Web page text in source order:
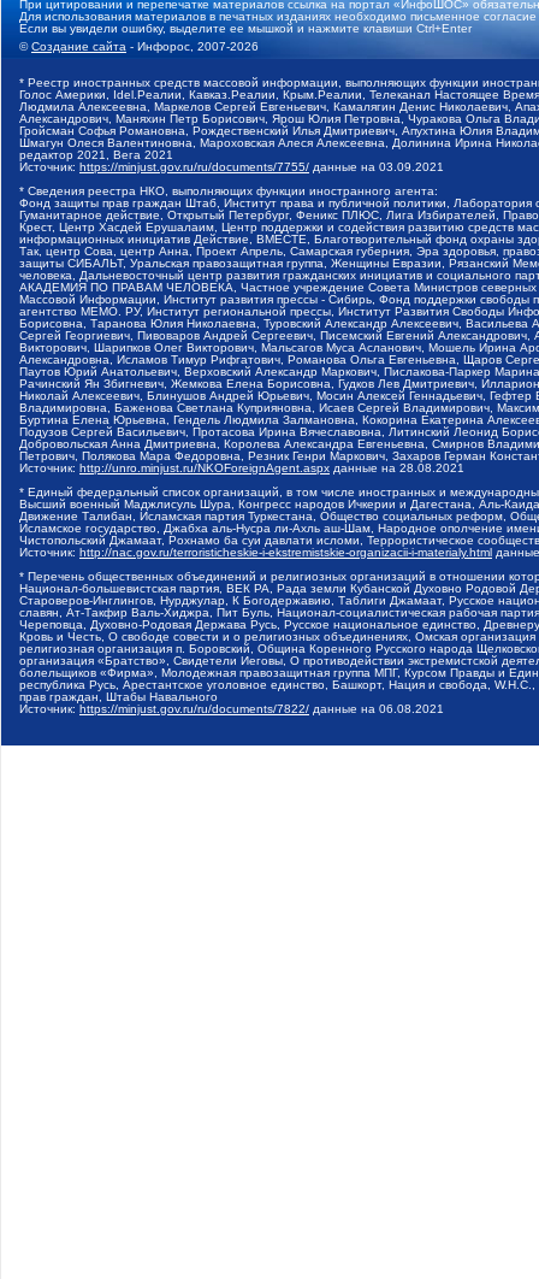
При цитировании и перепечатке материалов ссылка на портал «ИнфоШОС»
Для использования материалов в печатных изданиях необходимо письменное
Если вы увидели ошибку, выделите ее мышкой и нажмите клавиши Ctrl+Enter
©Создание сайта - Инфорос, 2007-2026
* Реестр иностранных средств массовой информации, выполняющих функции
Голос Америки, Idel.Реалии, Кавказ.Реалии, Крым.Реалии, Телеканал Настоящее
Людмила Алексеевна, Маркелов Сергей Евгеньевич, Камалягин Денис Николаевич,
Александрович, Маняхин Петр Борисович, Ярош Юлия Петровна, Чуракова Ольга
Гройсман Софья Романовна, Рождественский Илья Дмитриевич, Апухтина Юлия
Шмагун Олеся Валентиновна, Мароховская Алеся Алексеевна, Долинина Ирина
редактор 2021, Вега 2021
Источник: https://minjust.gov.ru/ru/documents/7755/ данные на 03.09.2021
* Сведения реестра НКО, выполняющих функции иностранного агента:
Фонд защиты прав граждан Штаб, Институт права и публичной политики,
Гуманитарное действие, Открытый Петербург, Феникс ПЛЮС, Лига Избирателей,
Крест, Центр Хасдей Ерушалаим, Центр поддержки и содействия развитию средств
информационных инициатив Действие, ВМЕСТЕ, Благотворительный фонд охраны
Так, центр Сова, центр Анна, Проект Апрель, Самарская губерния, Эра здоровья,
защиты СИБАЛЬТ, Уральская правозащитная группа, Женщины Евразии, Рязанский
человека, Дальневосточный центр развития гражданских инициатив и социального
АКАДЕМИЯ ПО ПРАВАМ ЧЕЛОВЕКА, Частное учреждение Совета Министров северных
Массовой Информации, Институт развития прессы - Сибирь, Фонд поддержки
агентство МЕМО. РУ, Институт региональной прессы, Институт Развития Свободы
Борисовна, Таранова Юлия Николаевна, Туровский Александр Алексеевич,
Сергей Георгиевич, Пивоваров Андрей Сергеевич, Писемский Евгений
Викторович, Шарипков Олег Викторович, Мальсагов Муса Асланович, Мошель Ирина
Александровна, Исламов Тимур Рифгатович, Романова Ольга Евгеньевна, Щаров
Паутов Юрий Анатольевич, Верховский Александр Маркович, Пислакова-Паркер
Рачинский Ян Збигневич, Жемкова Елена Борисовна, Гудков Лев Дмитриевич,
Николай Алексеевич, Блинушов Андрей Юрьевич, Мосин Алексей Геннадьевич,
Владимировна, Баженова Светлана Куприяновна, Исаев Сергей Владимирович,
Буртина Елена Юрьевна, Гендель Людмила Залмановна, Кокорина Екатерина
Подузов Сергей Васильевич, Протасова Ирина Вячеславовна, Литинский Леонид
Добровольская Анна Дмитриевна, Королева Александра Евгеньевна, Смирнов
Петрович, Полякова Мара Федоровна, Резник Генри Маркович, Захаров Герман
Источник: http://unro.minjust.ru/NKOForeignAgent.aspx данные на 28.08.2021
* Единый федеральный список организаций, в том числе иностранных и
Высший военный Маджлисуль Шура, Конгресс народов Ичкерии и Дагестана, Аль-
Движение Талибан, Исламская партия Туркестана, Общество социальных реформ,
Исламское государство, Джабха аль-Нусра ли-Ахль аш-Шам, Народное ополчение
Чистопольский Джамаат, Рохнамо ба суи давлати исломи, Террористическое
Источник: http://nac.gov.ru/terroristicheskie-i-ekstremistskie-organizacii-i-materialy.html
* Перечень общественных объединений и религиозных организаций в отношении
Национал-большевистская партия, ВЕК РА, Рада земли Кубанской Духовно Родовой
Староверов-Инглингов, Нурджулар, К Богодержавию, Таблиги Джамаат, Русское
славян, Ат-Такфир Валь-Хиджра, Пит Буль, Национал-социалистическая рабочая
Череповца, Духовно-Родовая Держава Русь, Русское национальное единство,
Кровь и Честь, О свободе совести и о религиозных объединениях, Омская
религиозная организация п. Боровский, Община Коренного Русского народа
организация «Братство», Свидетели Иеговы, О противодействии экстремистской
болельщиков «Фирма», Молодежная правозащитная группа МПГ, Курсом Правды и
республика Русь, Арестантское уголовное единство, Башкорт, Нация и свобода,
прав граждан, Штабы Навального
Источник: https://minjust.gov.ru/ru/documents/7822/ данные на 06.08.2021